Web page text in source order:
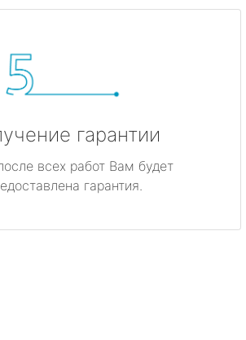
гарантии
всех работ Вам будет
гарантия.